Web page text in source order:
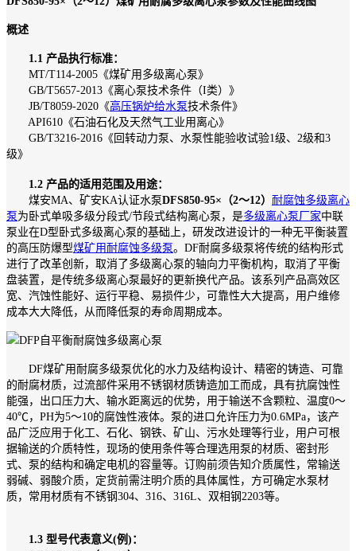
概述
1.1 产品执行标准：
MT/T114-2005《煤矿用多级离心泵》
GB/T5657-2013《离心泵技术条件（I类）》
JB/T8059-2020《高压锅炉给水泵技术条件》
API610《石油石化及天然气工业用离心》
GB/T3216-2016《回转动力泵、水泵性能验收试验1级、2级和3
级》
1.2 产品的适用范围及用途：
煤安MA、矿安KA认证水泵DFS850-95×（2～12） 耐腐蚀多级离心
泵 为卧式单吸多级分段式/节段式结构离心泵，是多级离心泵厂家中联
泵业在D型卧式多级离心泵的基础上，研发改进设计的一种无平衡装置
的高压防爆型煤矿用耐腐蚀多级泵。DF耐腐多级泵将传统的结构形式
进行了改革创新，取消了多级离心泵的轴向力平衡机构，取消了平衡
盘装置，是传统多级离心泵最好的更新换代产品。该系列产品高效区
宽、汽蚀性能好、运行平稳、易损件少，可靠性大大提高，用户维修
成本大大降低，从而降低泵的寿命周期成本。
DF煤矿用耐腐多级泵优化的水力及结构设计、精密的铸造、可靠
的耐腐材质，过流部件采用不锈钢材质铸造加工而成，具有抗腐蚀性
能强，出口压力大、输水距离远的优势，用于输送不含颗粒、温度0～
40℃，PH为5～10的腐蚀性液体。泵的进口允许压力为0.6MPa，该产
品广泛应用于化工、石化、钢铁、矿山、污水处理等行业，用户可根
据输送的介质特性，现场的使用条件等合理选用泵的材质、密封形
式、泵的结构和确定电机的容量等。订购前须告知介质属性，常输送
弱碱、弱酸介质，定货前需注明介质的具体属性，方可确定水泵材
质，常用材质有不锈钢304、316、316L、双相钢2203等。
1.3 型号代表意义(例)：